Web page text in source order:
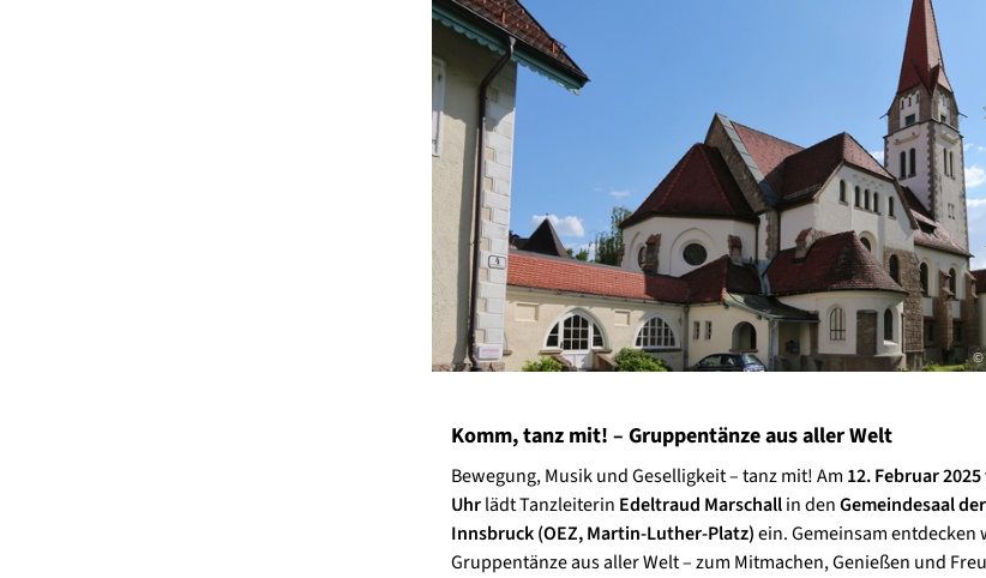
©
Komm, tanz mit! – Gruppentänze aus aller Welt
Bewegung, Musik und Geselligkeit – tanz mit! Am 12. Februar
Uhrlädt Tanzleiterin Edeltraud Marschallin denGemeindesaal
Innsbruck (OEZ, Martin-Luther-Platz)ein. Gemeinsam
Gruppentänze aus aller Welt – zum Mitmachen, Genießen und